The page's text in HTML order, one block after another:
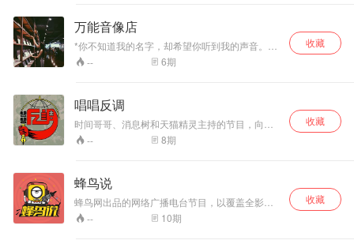
最劲爆的资讯。
万能音像店
*你不知道我的名字，却希望你听到我的声音。不
论是在傍晚还是深夜，不论是脱口秀还是情感调
频，不论是音乐还是动漫，不论是电影还是书
-- 6期
收藏
唱唱反调
时间哥哥、消息树和天猫精灵主持的节目，向现
实生活抡上一记闷棍。
-- 8期
收藏
蜂鸟说
蜂鸟网出品的网络广播电台节目，以覆盖全影像
领域的视角向受众提供畅听内容，节目涵盖与摄
影相关的众多主题，及旅行、器材、人文、风
-- 10期
收藏